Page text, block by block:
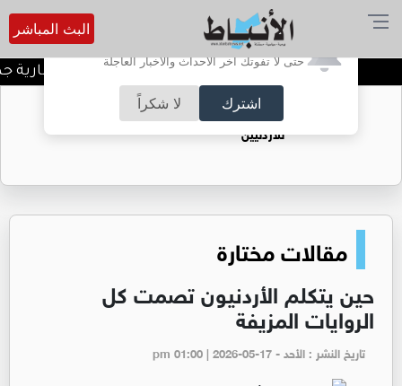
أترغب في تفعيل الإشعارات؟
حتى لا تفوتك آخر الأحداث والأخبار العاجلة
اشترك لا شكراً
البث المباشر
الحكومة: 100 فرصة استثمارية جديدة وتطوير 3 مشاريع كبرى مع القطاع الخاص
حقل الريشة حين يتحول الغاز إلى فرص عمل
للأردنيين
مقالات مختارة
حين يتكلم الأردنيون تصمت كل
الروايات المزيفة
تاريخ النشر : الأحد - pm 01:00 | 2026-05-17